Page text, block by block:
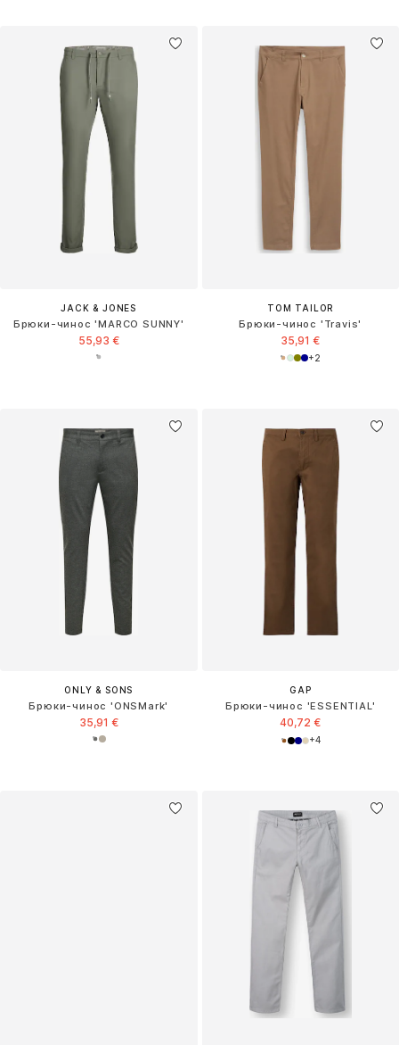
JACK & JONES
Брюки-чинос 'MARCO SUNNY'
55,93 €
TOM TAILOR
Брюки-чинос 'Travis'
35,91 €
+2
ONLY & SONS
Брюки-чинос 'ONSMark'
35,91 €
GAP
Брюки-чинос 'ESSENTIAL'
40,72 €
+4